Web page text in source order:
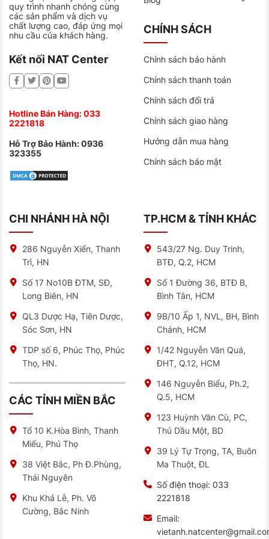
Dòng ắc quy EFB
Nâng tầm nhận dạng thương hiệu ắc quy trên toàn
cầu. Dòng ắc quy này được nhà máy nâng cao công
Được đánh giá với các tiêu chuẩn của Đức.
Tạo ra dựa vào các kỹ năng kỹ thuật cốt lõi của
nhà máy Sebang Global Battery.
Địa chỉ bán ắc quy Sebang uy tín, chất lượng
ắc quy ô tô. Nhưng việc tìm được đại lý bán hàng để
có được sản phẩm chất lượng là rất quan trọng.
Để đáp ứng được nhu cầu đó, NAT Center sẽ cung
cấp cho các bạn các mẫu sản phẩm ắc quy Sebang,
đảm bảo chất lượng và giá cả cạnh tranh trên thị
Tại đây, chúng tôi cam kết sản phẩm chính hãng, chất
lượng được nhập khẩu từ Hàn Quốc. Ngoài ra, công ty
còn có những ưu đãi đặc biệt dành cho khách hàng.
Hãy liên hệ ngay với chúng tôi để được tư vấn và hỗ
trợ lựa chọn được loại ắc quy phù hợp cho xe của bạn
NAT CENTER
thân yêu!
quy trình nhanh chóng cùng
các sản phẩm và dịch vụ
chất lượng cao, đáp ứng mọi
nhu cầu của khách hàng.
Kết nối NAT Center
Hotline Bán Hàng:033
2221818
Hỗ Trợ Bảo Hành:0936
323355
CHÍNH SÁCH
Chính sách bảo hành
Chính sách thanh toán
Chính sách đổi trả
Chính sách giao hàng
Hướng dẫn mua hàng
Chính sách bảo mật
CHI NHÁNH HÀ NỘI
286 Nguyễn Xiển, Thanh
Trì, HN
Số 17 No10B ĐTM, SĐ,
Long Biên, HN
QL3 Dược Hạ, Tiên Dược,
Sóc Sơn, HN
TDP số 6, Phúc Thọ, Phúc
Thọ, HN.
CÁC TỈNH MIỀN BẮC
Tổ 10 K.Hòa Bình, Thanh
Miếu, Phú Thọ
38 Việt Bắc, Ph Đ.Phùng,
Thái Nguyên
Khu Khả Lễ, Ph. Võ
Cường, Bắc Ninh
TP.HCM & TỈNH KHÁC
543/27 Ng. Duy Trinh,
BTĐ, Q.2, HCM
Số 1 Đường 36, BTĐ B,
Bình Tân, HCM
9B/10 Ấp 1, NVL, BH, Bình
Chánh, HCM
1/42 Nguyễn Văn Quá,
ĐHT, Q.12, HCM
146 Nguyễn Biểu, Ph.2,
Q.5, HCM
123 Huỳnh Văn Cù, PC,
Thủ Dầu Một, BD
39 Lý Tự Trọng, TA, Buôn
Ma Thuột, ĐL
Số điện thoại: 033
2221818
Email: